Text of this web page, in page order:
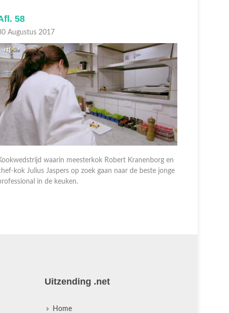
57
Augustus 2017
waarin meesterkok Robert Kranenborg en
kok Julius Jaspers op zoek gaan naar de beste jonge
Uitzending .net
Home